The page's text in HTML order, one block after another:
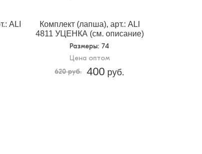
ALI
Комплект (лапша), арт.: ALI
4811 УЦЕНКА (см. описание)
Размеры: 74
Цена оптом
620 руб. 400 руб.